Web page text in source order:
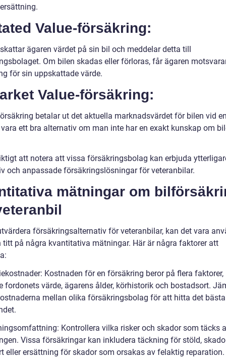
Value-försäkring:
ägaren värdet på sin bil och meddelar detta till
Om bilen skadas eller förloras, får ägaren
för sin uppskattade värde.
Value-försäkring:
betalar ut det aktuella marknadsvärdet för bilen vid
ett bra alternativ om man inte har en exakt kunskap om
att notera att vissa försäkringsbolag kan erbjuda
och anpassade försäkringslösningar för veteranbilar.
mätningar om
försäkringsalternativ för veteranbilar, kan det vara
titt på några kvantitativa mätningar. Här är några faktorer att
Kostnaden för en försäkring beror på flera faktorer,
fordonets värde, ägarens ålder, körhistorik och bostadsort.
mellan olika försäkringsbolag för att hitta det bästa
Kontrollera vilka risker och skador som täcks
Vissa försäkringar kan inkludera täckning för stöld,
eller ersättning för skador som orsakas av felaktig reparation.